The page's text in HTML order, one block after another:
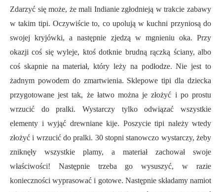
Zdarzyć się może, że mali Indianie zgłodnieją w trakcie zabawy
w takim tipi. Oczywiście to, co upolują w kuchni przyniosą do
swojej kryjówki, a następnie zjedzą w mgnieniu oka. Przy
okazji coś się wyleje, ktoś dotknie brudną rączką ściany, albo
coś skapnie na materiał, który leży na podłodze. Nie jest to
żadnym powodem do zmartwienia. Sklepowe tipi dla dziecka
przygotowane jest tak, że łatwo można je złożyć i po prostu
wrzucić do pralki. Wystarczy tylko odwiązać wszystkie
elementy i wyjąć drewniane kije. Poszycie tipi należy wtedy
złożyć i wrzucić do pralki. 30 stopni stanowczo wystarczy, żeby
zniknęły wszystkie plamy, a materiał zachował swoje
właściwości! Następnie trzeba go wysuszyć, w razie
konieczności wyprasować i gotowe. Następnie składamy namiot